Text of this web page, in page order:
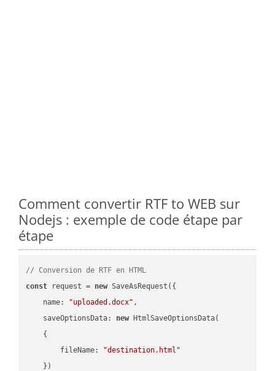
Comment convertir RTF to WEB sur
Nodejs : exemple de code étape par
étape
// Conversion de RTF en HTML
const request = new SaveAsRequest({
name: "uploaded.docx" ,
saveOptionsData: new HtmlSaveOptionsData(
    {
fileName:
"destination.html"
    })